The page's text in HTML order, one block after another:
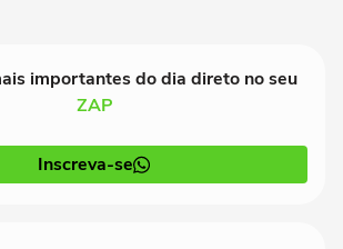
importantes do dia direto no seu
ZAP
Inscreva-se